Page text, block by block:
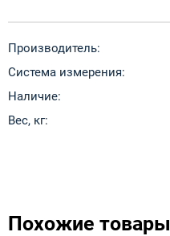
Производитель:
Система измерения:
Наличие:
Вес, кг:
Похожие товары